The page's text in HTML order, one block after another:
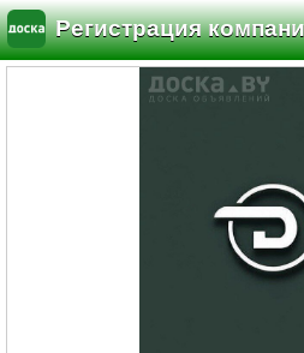
Регистрация